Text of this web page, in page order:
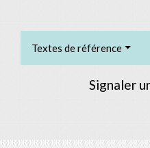
Textes de référence
Signaler